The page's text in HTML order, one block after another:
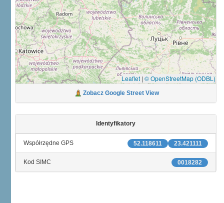
Leaflet | © OpenStreetMap (ODBL)
Zobacz Google Street View
Identyfikatory
23.421111
52.118611
Współrzędne GPS
0018282
Kod SIMC